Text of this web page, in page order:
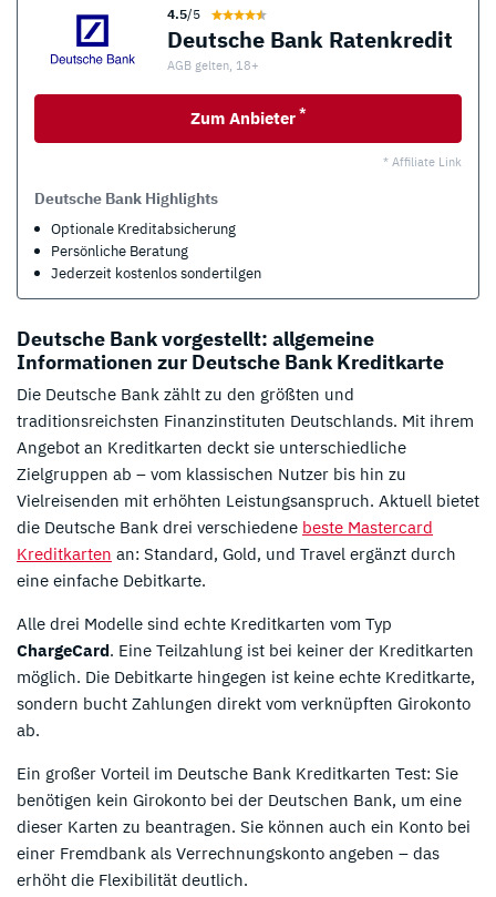
4.5/5
Deutsche Bank Ratenkredit
AGB gelten, 18+
Zum Anbieter *
* Affiliate Link
Deutsche Bank Highlights
Optionale Kredit­ab­sicherung
Persönliche Beratung
Jederzeit kostenlos sondertilgen
Deutsche Bank vorgestellt: allgemeine
Informationen zur Deutsche Bank Kreditkarte
Die Deutsche Bank zählt zu den größten und
traditionsreichsten Finanzinstituten Deutschlands. Mit ihrem
Angebot an Kreditkarten deckt sie unterschiedliche
Zielgruppen ab – vom klassischen Nutzer bis hin zu
Vielreisenden mit erhöhten Leistungsanspruch. Aktuell bietet
die Deutsche Bank drei verschiedene beste Mastercard
Kreditkarten an: Standard, Gold, und Travel ergänzt durch
eine einfache Debitkarte.
Alle drei Modelle sind echte Kreditkarten vom Typ
ChargeCard. Eine Teilzahlung ist bei keiner der Kreditkarten
möglich. Die Debitkarte hingegen ist keine echte Kreditkarte,
sondern bucht Zahlungen direkt vom verknüpften Girokonto
ab.
Ein großer Vorteil im Deutsche Bank Kreditkarten Test: Sie
benötigen kein Girokonto bei der Deutschen Bank, um eine
dieser Karten zu beantragen. Sie können auch ein Konto bei
einer Fremdbank als Verrechnungskonto angeben – das
erhöht die Flexibilität deutlich.